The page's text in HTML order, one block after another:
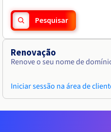
Pesquisar
Renovação
Renove o seu nome de
Iniciar sessão na área de